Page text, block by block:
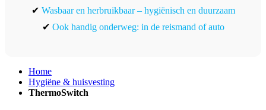
✔ Wasbaar en herbruikbaar – hygiënisch en duurzaam
✔ Ook handig onderweg: in de reismand of auto
Home
Hygiëne & huisvesting
ThermoSwitch